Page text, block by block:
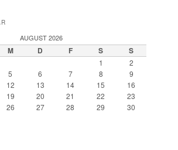
AUGUST 2026
M D F S S
1
2
5 6 7 8
9
12 13 14 15
16
19 20 21 22
23
26 27 28 29
30